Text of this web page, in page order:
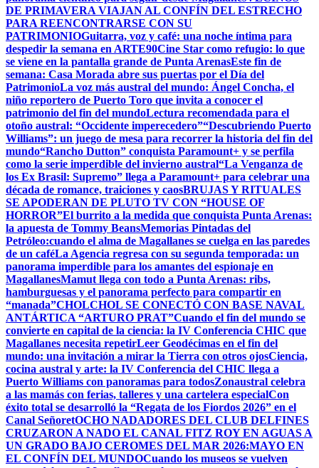
DE PRIMAVERA VIAJAN AL CONFÍN DEL ESTRECHO
PARA REENCONTRARSE CON SU
PATRIMONIOGuitarra, voz y café: una noche íntima para
despedir la semana en ARTE90Cine Star como refugio: lo que
se viene en la pantalla grande de Punta ArenasEste fin de
semana: Casa Morada abre sus puertas por el Día del
PatrimonioLa voz más austral del mundo: Ángel Concha, el
niño reportero de Puerto Toro que invita a conocer el
patrimonio del fin del mundoLectura recomendada para el
otoño austral: “Occidente imperecedero”“Descubriendo Puerto
Williams”: un juego de mesa para recorrer la historia del fin del
mundo“Rancho Dutton” conquista Paramount+ y se perfila
como la serie imperdible del invierno austral“La Venganza de
los Ex Brasil: Supremo” llega a Paramount+ para celebrar una
década de romance, traiciones y caosBRUJAS Y RITUALES
SE APODERAN DE PLUTO TV CON “HOUSE OF
HORROR”El burrito a la medida que conquista Punta Arenas:
la apuesta de Tommy BeansMemorias Pintadas del
Petróleo:cuando el alma de Magallanes se cuelga en las paredes
de un caféLa Agencia regresa con su segunda temporada: un
panorama imperdible para los amantes del espionaje en
MagallanesMamut llega con todo a Punta Arenas: ribs,
hamburguesas y el panorama perfecto para compartir en
“manada”CHOLCHOL SE CONECTÓ CON BASE NAVAL
ANTÁRTICA “ARTURO PRAT”Cuando el fin del mundo se
convierte en capital de la ciencia: la IV Conferencia CHIC que
Magallanes necesita repetirLeer Geodécimas en el fin del
mundo: una invitación a mirar la Tierra con otros ojosCiencia,
cocina austral y arte: la IV Conferencia del CHIC llega a
Puerto Williams con panoramas para todosZonaustral celebra
a las mamás con ferias, talleres y una cartelera especialCon
éxito total se desarrolló la “Regata de los Fiordos 2026” en el
Canal SeñoretOCHO NADADORES DEL CLUB DELFINES
CRUZARON A NADO EL CANAL FITZ ROY EN AGUAS A
UN GRADO BAJO CEROMES DEL MAR 2026:MAYO EN
EL CONFÍN DEL MUNDOCuando los museos se vuelven